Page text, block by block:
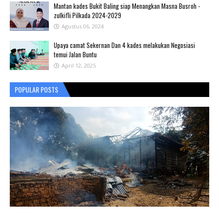
Mantan kades Bukit Baling siap Menangkan Masna Busroh -
zulkifli Pilkada 2024-2029
Agustus 06, 2024
Upaya camat Sekernan Dan 4 kades melakukan Negosiasi
temui Jalan Buntu
April 12, 2025
POPULAR POSTS